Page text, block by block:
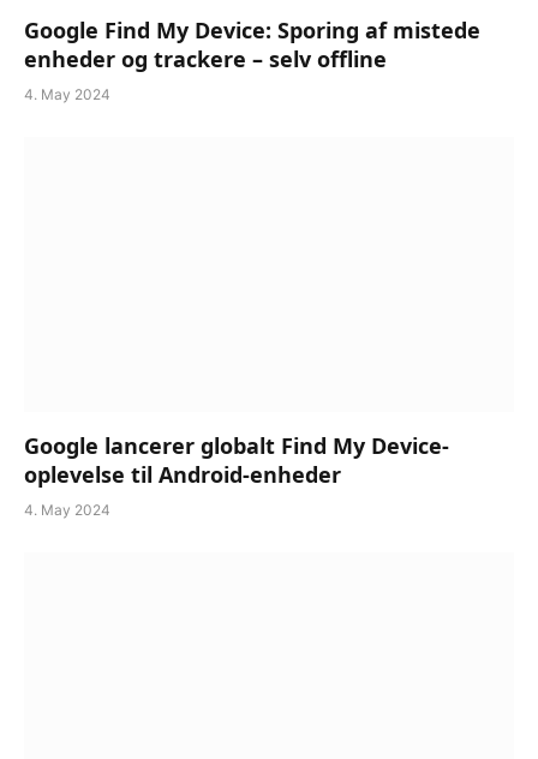
Google Find My Device: Sporing af mistede
enheder og trackere – selv offline
4. May 2024
Google lancerer globalt Find My Device-
oplevelse til Android-enheder
4. May 2024